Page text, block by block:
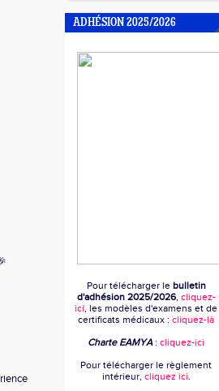
ADHÉSION 2025/2026
Pour télécharger le bulletin
d'adhésion 2025/2026, cliquez-
ici, les modèles d'examens et de
certificats médicaux : cliquez-là
Charte EAMYA: cliquez-ici
Pour télécharger le règlement
intérieur, cliquez ici.